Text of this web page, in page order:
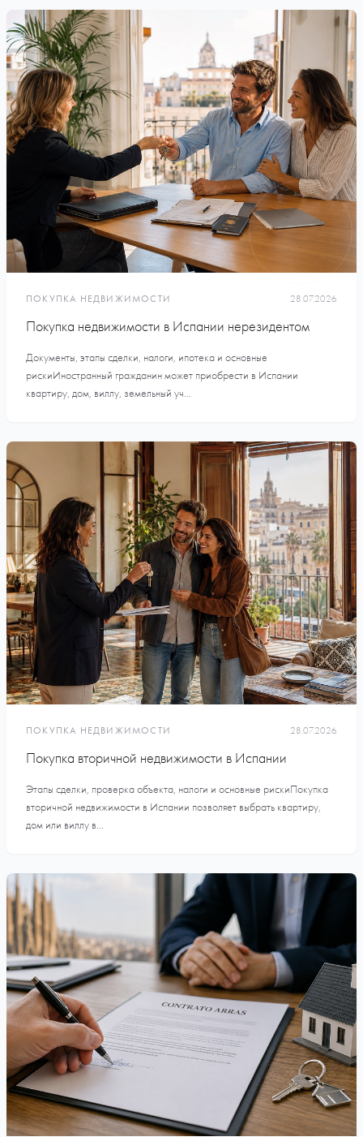
ПОКУПКА НЕДВИЖИМОСТИ 28.07.2026
Покупка недвижимости в Испании нерезидентом
Документы, этапы сделки, налоги, ипотека и основные
рискиИностранный гражданин может приобрести в Испании
квартиру, дом, виллу, земельный уч...
ПОКУПКА НЕДВИЖИМОСТИ 28.07.2026
Покупка вторичной недвижимости в Испании
Этапы сделки, проверка объекта, налоги и основные рискиПокупка
вторичной недвижимости в Испании позволяет выбрать квартиру,
дом или виллу в...